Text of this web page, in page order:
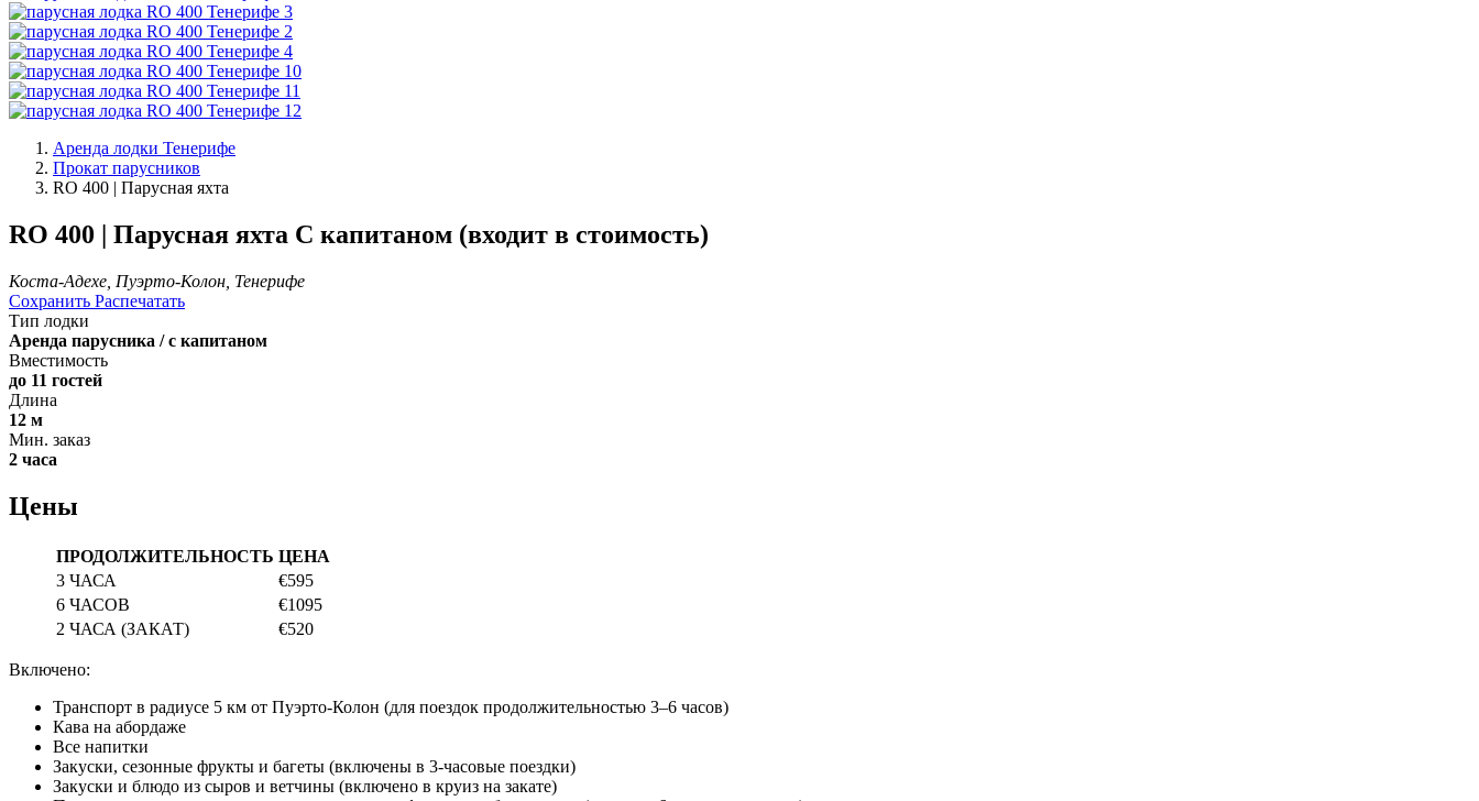
Аренда лодки Тенерифе
Прокат парусников
RO 400 | Парусная яхта
RO 400 | Парусная яхта С капитаном (входит в стоимость)
Коста-Адехе, Пуэрто-Колон, Тенерифе
Сохранить Распечатать
Тип лодки
Аренда парусника / с капитаном
Вместимость
до 11 гостей
Длина
12 м
Мин. заказ
2 часа
Цены
ПРОДОЛЖИТЕЛЬНОСТЬ ЦЕНА
3 ЧАСА
€595
6 ЧАСОВ
€1095
2 ЧАСА (ЗАКАТ)
€520
Включено:
Транспорт в радиусе 5 км от Пуэрто-Колон (для поездок продолжительностью 3–6 часов)
Кава на абордаже
Все напитки
Закуски, сезонные фрукты и багеты (включены в 3-часовые поездки)
Закуски и блюдо из сыров и ветчины (включено в круиз на закате)